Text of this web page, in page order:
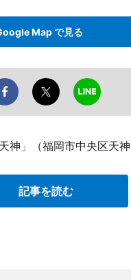
Map で見る
」（福岡市中央区天
記事を読む